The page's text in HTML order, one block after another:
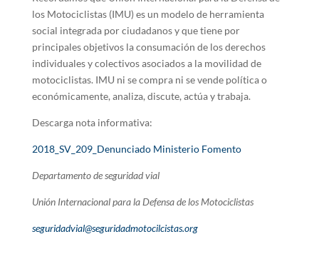
los Motociclistas (IMU) es un modelo de herramienta
social integrada por ciudadanos y que tiene por
principales objetivos la consumación de los derechos
individuales y colectivos asociados a la movilidad de
motociclistas. IMU ni se compra ni se vende política o
económicamente, analiza, discute, actúa y trabaja.
Descarga nota informativa:
2018_SV_209_Denunciado Ministerio Fomento
Departamento de seguridad vial
Unión Internacional para la Defensa de los Motociclistas
seguridadvial@seguridadmotocilcistas.org